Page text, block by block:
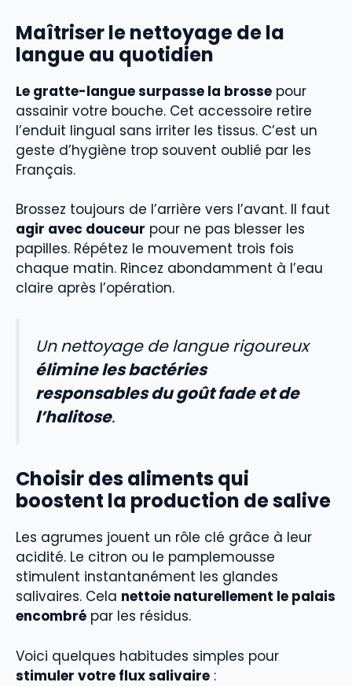
Maîtriser le nettoyage de la
langue au quotidien
Le gratte-langue surpasse la brosse pour
assainir votre bouche. Cet accessoire retire
l’enduit lingual sans irriter les tissus. C’est un
geste d’hygiène trop souvent oublié par les
Français.
Brossez toujours de l’arrière vers l’avant. Il faut
agir avec douceur pour ne pas blesser les
papilles. Répétez le mouvement trois fois
chaque matin. Rincez abondamment à l’eau
claire après l’opération.
Un nettoyage de langue rigoureux
élimine les bactéries
responsables du goût fade et de
l’halitose.
Choisir des aliments qui
boostent la production de salive
Les agrumes jouent un rôle clé grâce à leur
acidité. Le citron ou le pamplemousse
stimulent instantanément les glandes
salivaires. Cela nettoie naturellement le palais
encombré par les résidus.
Voici quelques habitudes simples pour
stimuler votre flux salivaire :